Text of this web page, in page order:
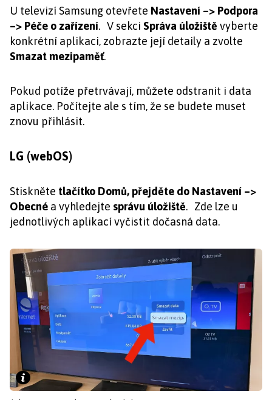
U televizí Samsung otevřete Nastavení –> Podpora
–> Péče o zařízení. V sekci Správa úložiště vyberte
konkrétní aplikaci, zobrazte její detaily a zvolte
Smazat mezipaměť.
Pokud potíže přetrvávají, můžete odstranit i data
aplikace. Počítejte ale s tím, že se budete muset
znovu přihlásit.
LG (webOS)
Stiskněte tlačítko Domů, přejděte do Nastavení –>
Obecné a vyhledejte správu úložiště. Zde lze u
jednotlivých aplikací vyčistit dočasná data.